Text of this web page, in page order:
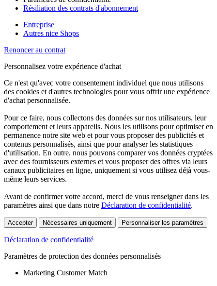
Résiliation des contrats d'abonnement
Entreprise
Autres nice Shops
Renoncer au contrat
Personnalisez votre expérience d'achat
Ce n'est qu'avec votre consentement individuel que nous utilisons
des cookies et d'autres technologies pour vous offrir une expérience
d'achat personnalisée.
Pour ce faire, nous collectons des données sur nos utilisateurs, leur
comportement et leurs appareils. Nous les utilisons pour optimiser en
permanence notre site web et pour vous proposer des publicités et
contenus personnalisés, ainsi que pour analyser les statistiques
d'utilisation. En outre, nous pouvons comparer vos données cryptées
avec des fournisseurs externes et vous proposer des offres via leurs
canaux publicitaires en ligne, uniquement si vous utilisez déjà vous-
même leurs services.
Avant de confirmer votre accord, merci de vous renseigner dans les
paramètres ainsi que dans notre Déclaration de confidentialité.
Accepter Nécessaires uniquement Personnaliser les paramètres
Déclaration de confidentialité
Paramètres de protection des données personnalisés
Marketing Customer Match